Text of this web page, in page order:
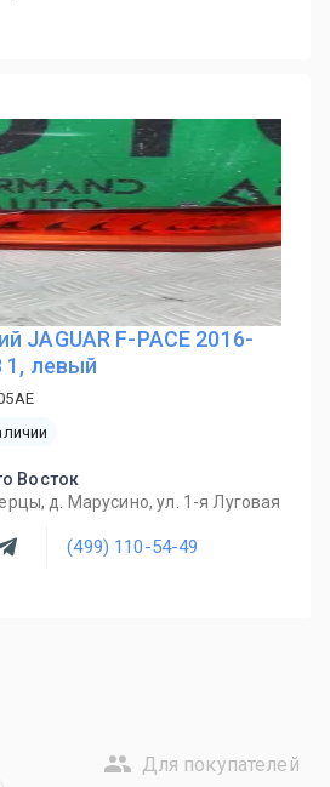
JAGUAR F-PACE 2016-
1, левый
Восток
д. Марусино, ул. 1-я Луговая
(499) 110-54-49
Для покупателей